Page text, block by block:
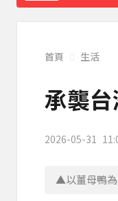
首頁 生活
承襲
2026-05-31
▲以薑母鴨為